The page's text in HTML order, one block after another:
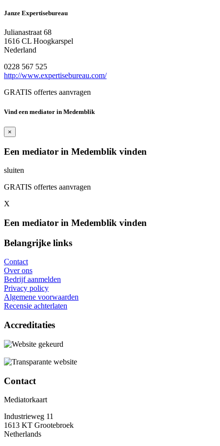
Janze Expertisebureau
Julianastraat 68
1616 CL Hoogkarspel
Nederland
0228 567 525
http://www.expertisebureau.com/
GRATIS offertes aanvragen
Vind een mediator in Medemblik
×
Een mediator in Medemblik vinden
sluiten
GRATIS offertes aanvragen
X
Een mediator in Medemblik vinden
Belangrijke links
Contact
Over ons
Bedrijf aanmelden
Privacy policy
Algemene voorwaarden
Recensie achterlaten
Accreditaties
Contact
Mediatorkaart
Industrieweg 11
1613 KT Grootebroek
Netherlands